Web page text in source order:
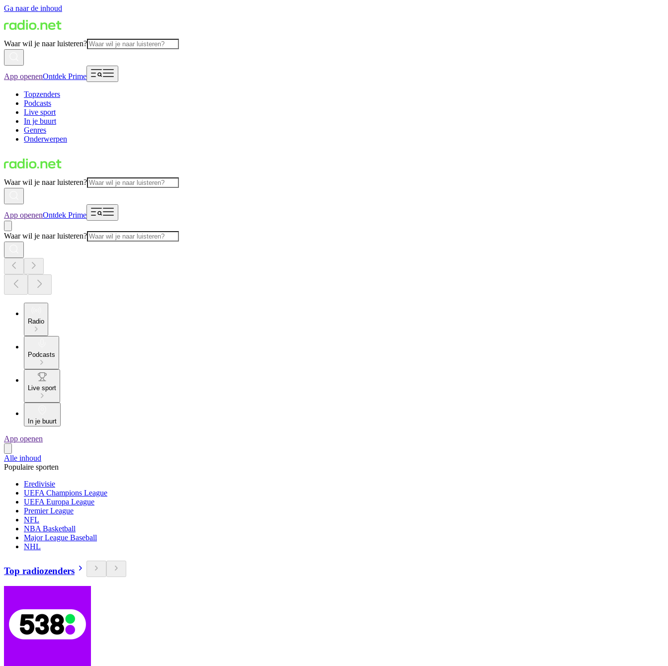
Ga naar de inhoud
Waar wil je naar luisteren?
App openenOntdek Prime
Topzenders
Podcasts
Live sport
In je buurt
Genres
Onderwerpen
Waar wil je naar luisteren?
App openenOntdek Prime
Waar wil je naar luisteren?
Radio
Podcasts
Live sport
In je buurt
App openen
Alle inhoud
Populaire sporten
Eredivisie
UEFA Champions League
UEFA Europa League
Premier League
NFL
NBA Basketball
Major League Baseball
NHL
Top radiozenders